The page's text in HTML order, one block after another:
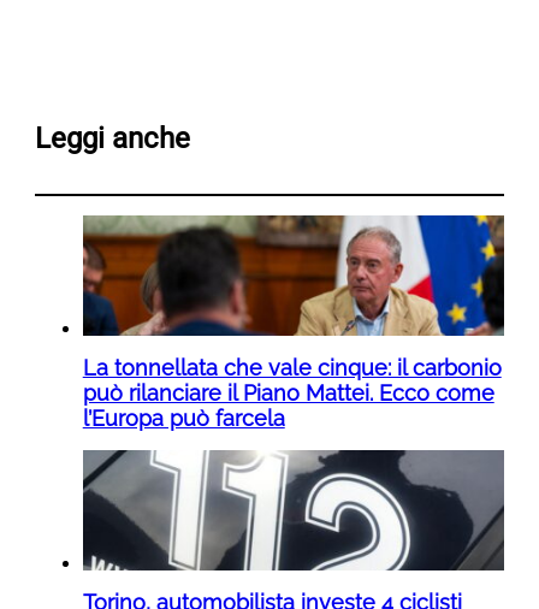
Leggi anche
La tonnellata che vale cinque: il carbonio
può rilanciare il Piano Mattei. Ecco come
l’Europa può farcela
Torino, automobilista investe 4 ciclisti